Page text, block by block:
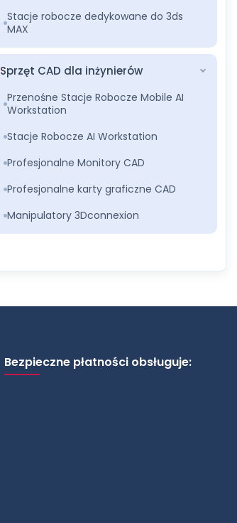
Stacje robocze dedykowane do 3ds
MAX
Sprzęt CAD dla inżynierów
Przenośne Stacje Robocze Mobile AI
Workstation
Stacje Robocze AI Workstation
Profesjonalne Monitory CAD
Profesjonalne karty graficzne CAD
Manipulatory 3Dconnexion
Bezpieczne płatności obsługuje: